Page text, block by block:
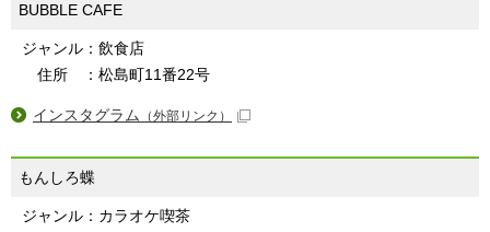
BUBBLE CAFE
ジャンル：飲食店
住所 ：松島町11番22号
インスタグラム （外部リンク）
もんしろ蝶
ジャンル：カラオケ喫茶